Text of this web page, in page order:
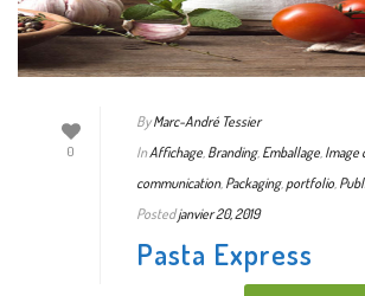
0
By Marc-André Tessier
InAffichage Branding, Emballage Image
communication, Packaging, portfolio
Posted janvier 20, 2019
Pasta Express